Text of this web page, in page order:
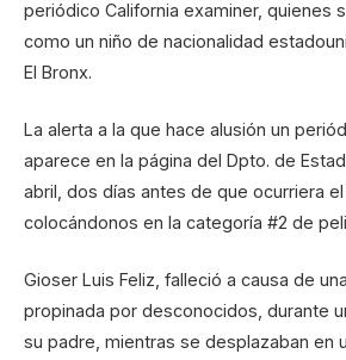
periódico California examiner, quienes
como un niño de nacionalidad
El Bronx.
La alerta a la que hace alusión un
aparece en la página del Dpto. de
abril, dos días antes de que ocurriera el
colocándonos en la categoría #2 de
Gioser Luis Feliz, falleció a causa de
propinada por desconocidos, durante
su padre, mientras se desplazaban en